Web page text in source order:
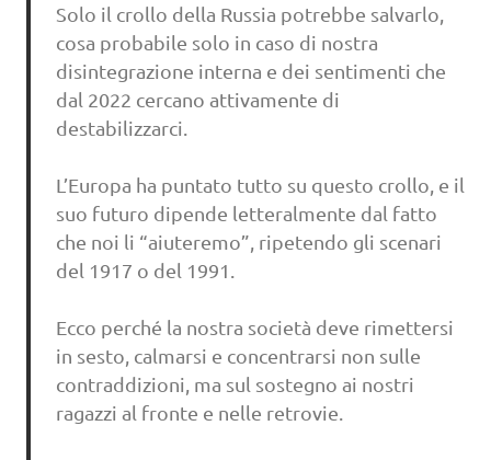
Solo il crollo della Russia potrebbe salvarlo,
cosa probabile solo in caso di nostra
disintegrazione interna e dei sentimenti che
dal 2022 cercano attivamente di
destabilizzarci.
L’Europa ha puntato tutto su questo crollo, e il
suo futuro dipende letteralmente dal fatto
che noi li “aiuteremo”, ripetendo gli scenari
del 1917 o del 1991.
Ecco perché la nostra società deve rimettersi
in sesto, calmarsi e concentrarsi non sulle
contraddizioni, ma sul sostegno ai nostri
ragazzi al fronte e nelle retrovie.